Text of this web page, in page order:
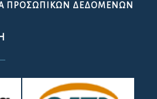
ΠΡΟΣΩΠΙΚΩΝ ΔΕΔΟΜΕΝΩΝ